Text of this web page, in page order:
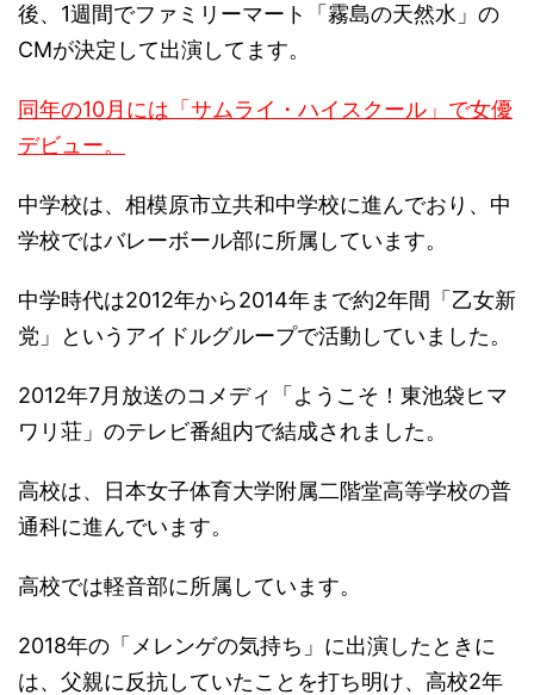
後、1週間でファミリーマート「霧島の天然水」の
CMが決定して出演してます。
同年の10月には「サムライ・ハイスクール」で女優
デビュー。
中学校は、相模原市立共和中学校に進んでおり、中
学校ではバレーボール部に所属しています。
中学時代は2012年から2014年まで約2年間「乙女新
党」というアイドルグループで活動していました。
2012年7月放送のコメディ「ようこそ！東池袋ヒマ
ワリ荘」のテレビ番組内で結成されました。
高校は、日本女子体育大学附属二階堂高等学校の普
通科に進んでいます。
高校では軽音部に所属しています。
2018年の「メレンゲの気持ち」に出演したときに
は、父親に反抗していたことを打ち明け、高校2年